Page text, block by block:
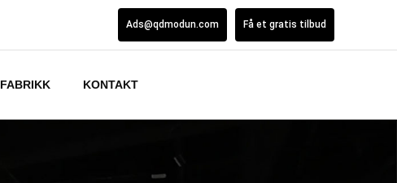
Ads@qdmodun.com Få et gratis tilbud
FABRIKK KONTAKT